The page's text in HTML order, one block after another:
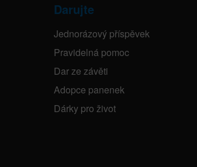
Darujte
Jednorázový příspěvek
Pravidelná pomoc
Dar ze závěti
Adopce panenek
Dárky pro život